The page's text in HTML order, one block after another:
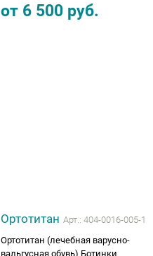
от 6 500 руб.
Ортотитан Арт.: 404-0016-005-1
Ортотитан (лечебная варусно-
вальгусная обувь) Ботинки